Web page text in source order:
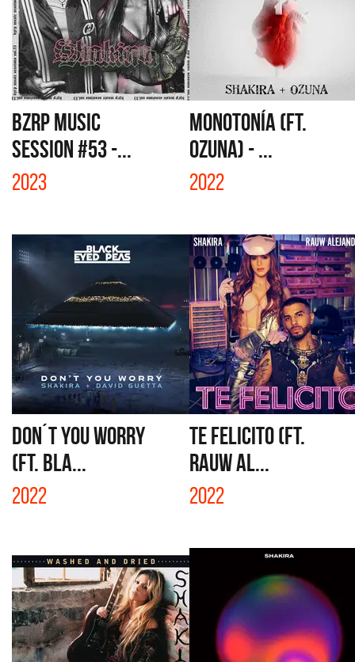
BZRP MUSIC
SESSION #53 -...
2023
MONOTONÍA (FT.
OZUNA) - ...
2022
DON´T YOU WORRY
(FT. BLA...
2022
TE FELICITO (FT.
RAUW AL...
2022